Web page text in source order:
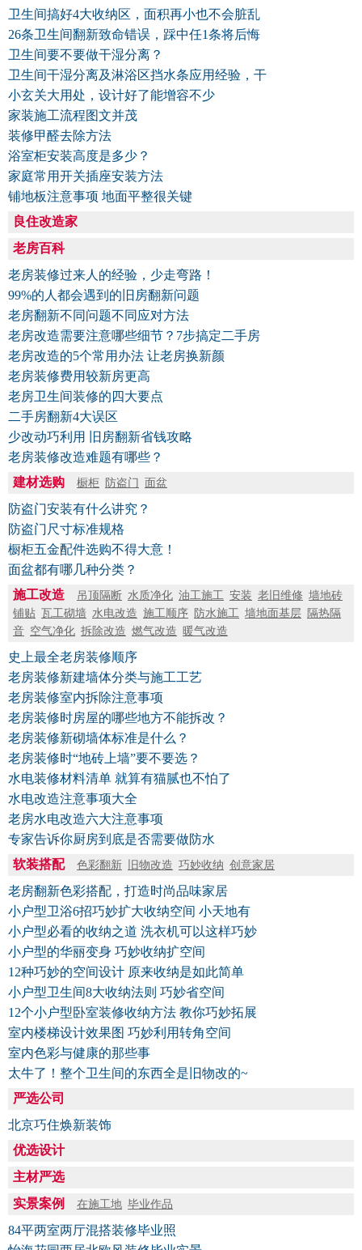
卫生间搞好4大收纳区，面积再小也不会脏乱
26条卫生间翻新致命错误，踩中任1条将后悔
卫生间要不要做干湿分离？
卫生间干湿分离及淋浴区挡水条应用经验，干
小玄关大用处，设计好了能增容不少
家装施工流程图文并茂
装修甲醛去除方法
浴室柜安装高度是多少？
家庭常用开关插座安装方法
铺地板注意事项 地面平整很关键
良住改造家
老房百科
老房装修过来人的经验，少走弯路！
99%的人都会遇到的旧房翻新问题
老房翻新不同问题不同应对方法
老房改造需要注意哪些细节？7步搞定二手房
老房改造的5个常用办法 让老房换新颜
老房装修费用较新房更高
老房卫生间装修的四大要点
二手房翻新4大误区
少改动巧利用 旧房翻新省钱攻略
老房装修改造难题有哪些？
建材选购
橱柜 防盗门 面盆
防盗门安装有什么讲究？
防盗门尺寸标准规格
橱柜五金配件选购不得大意！
面盆都有哪几种分类？
施工改造
吊顶隔断 水质净化 油工施工 安装 老旧维修 墙地砖
铺贴 瓦工砌墙 水电改造 施工顺序 防水施工 墙地面基层 隔热隔
音 空气净化 拆除改造 燃气改造 暖气改造
史上最全老房装修顺序
老房装修新建墙体分类与施工工艺
老房装修室内拆除注意事项
老房装修时房屋的哪些地方不能拆改？
老房装修新砌墙体标准是什么？
老房装修时“地砖上墙”要不要选？
水电装修材料清单 就算有猫腻也不怕了
水电改造注意事项大全
老房水电改造六大注意事项
专家告诉你厨房到底是否需要做防水
软装搭配
色彩翻新 旧物改造 巧妙收纳 创意家居
老房翻新色彩搭配，打造时尚品味家居
小户型卫浴6招巧妙扩大收纳空间 小天地有
小户型必看的收纳之道 洗衣机可以这样巧妙
小户型的华丽变身 巧妙收纳扩空间
12种巧妙的空间设计 原来收纳是如此简单
小户型卫生间8大收纳法则 巧妙省空间
12个小户型卧室装修收纳方法 教你巧妙拓展
室内楼梯设计效果图 巧妙利用转角空间
室内色彩与健康的那些事
太牛了！整个卫生间的东西全是旧物改的~
严选公司
北京巧住焕新装饰
优选设计
主材严选
实景案例
在施工地 毕业作品
84平两室两厅混搭装修毕业照